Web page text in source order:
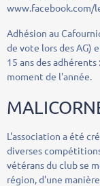
www.facebook.com/
Adhésion au
de vote lors des AG)
15 ans des
moment de l'année.
L'association a été
diverses
vétérans du club se
région, d'une